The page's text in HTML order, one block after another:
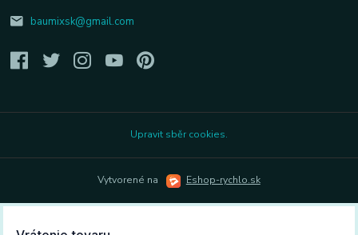
baumixsk@gmail.com
Upravit sběr cookies.
Vytvorené na Eshop-rychlo.sk